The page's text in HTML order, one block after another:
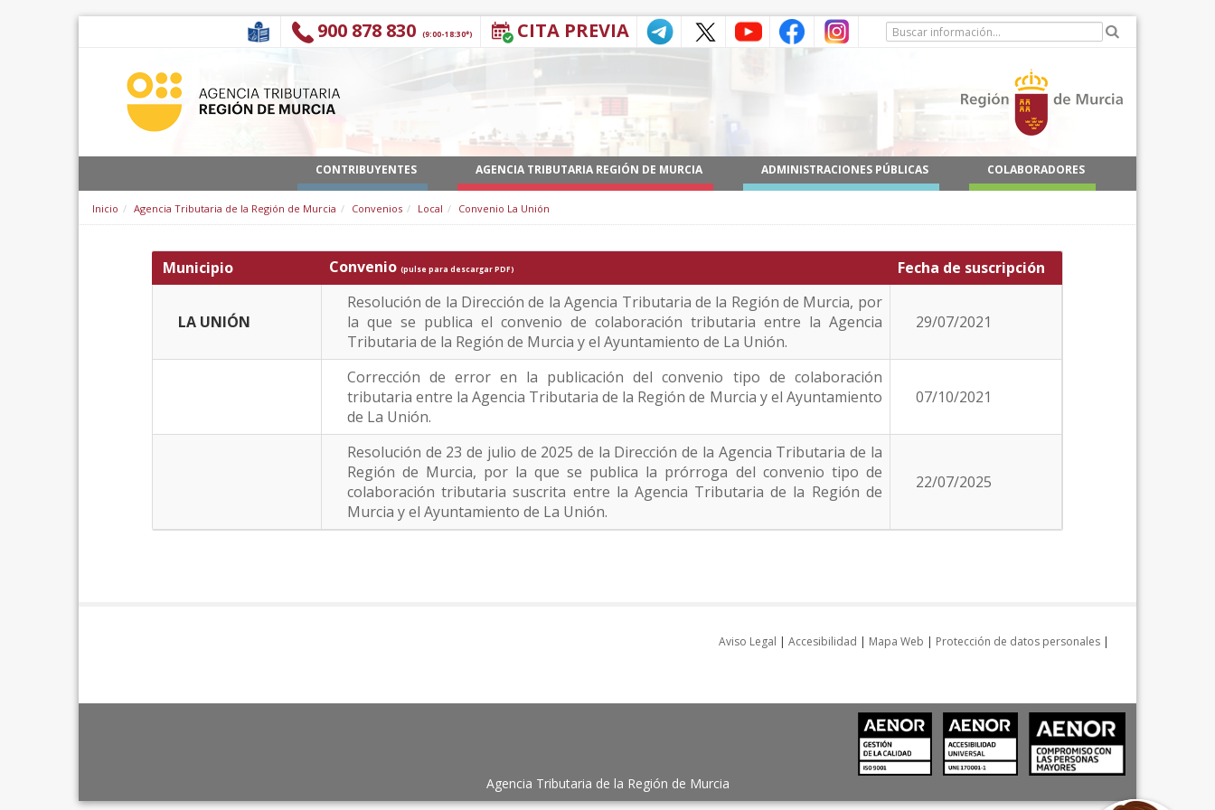
CITA PREVIA
900 878 830 (9:00-18:30*)
CONTRIBUYENTES AGENCIA TRIBUTARIA REGIÓN DE MURCIA ADMINISTRACIONES PÚBLICAS COLABORADORES
Inicio Agencia Tributaria de la Región de Murcia Convenios Local Convenio La Unión
Municipio Convenio (pulse para descargar PDF) Fecha de suscripción
LA UNIÓN
Resolución de la Dirección de la Agencia Tributaria de la Región de Murcia, por
la que se publica el convenio de colaboración tributaria entre la Agencia
Tributaria de la Región de Murcia y el Ayuntamiento de La Unión.
29/07/2021
Corrección de error en la publicación del convenio tipo de colaboración
tributaria entre la Agencia Tributaria de la Región de Murcia y el Ayuntamiento
de La Unión.
07/10/2021
Resolución de 23 de julio de 2025 de la Dirección de la Agencia Tributaria de la
Región de Murcia, por la que se publica la prórroga del convenio tipo de
colaboración tributaria suscrita entre la Agencia Tributaria de la Región de
Murcia y el Ayuntamiento de La Unión.
22/07/2025
Aviso Legal | Accesibilidad | Mapa Web | Protección de datos personales |
Agencia Tributaria de la Región de Murcia